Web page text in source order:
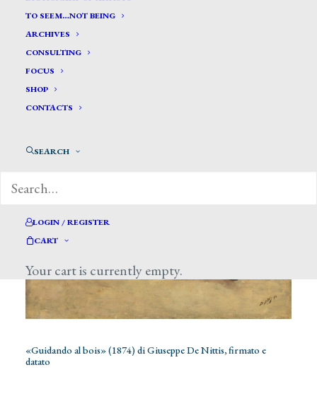
TO SEEM…NOT BEING
ARCHIVES
CONSULTING
FOCUS
SHOP
CONTACTS
SEARCH
LOGIN / REGISTER
CART
Your cart is currently empty.
«Guidando al bois» (1874) di Giuseppe De Nittis, firmato e
datato